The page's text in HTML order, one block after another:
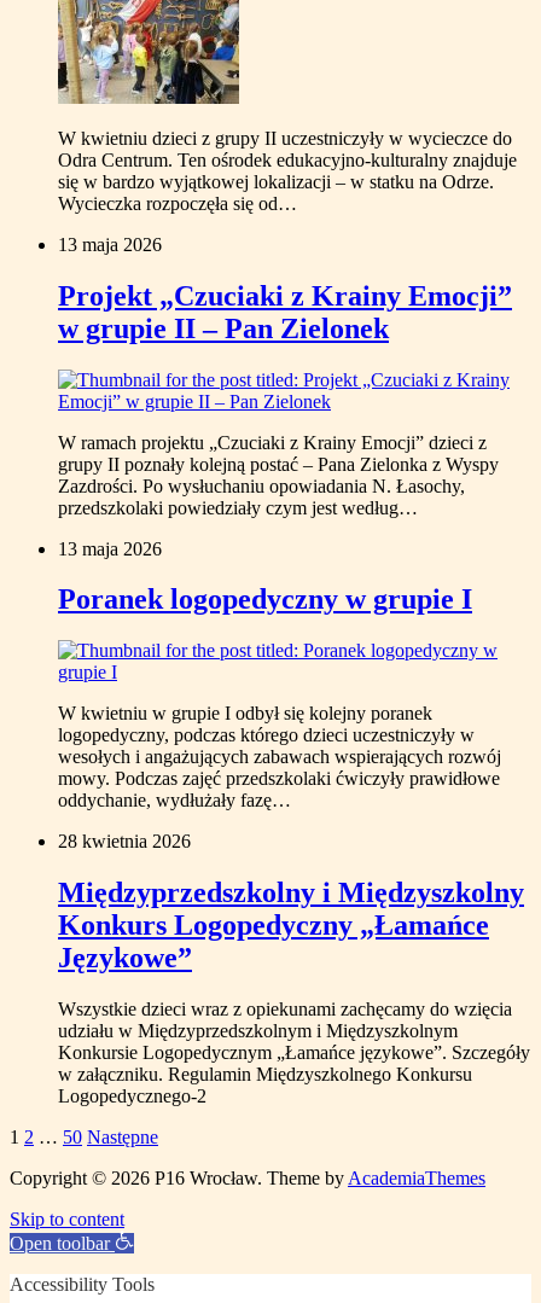
W kwietniu dzieci z grupy II uczestniczyły w wycieczce do
Odra Centrum. Ten ośrodek edukacyjno-kulturalny znajduje
się w bardzo wyjątkowej lokalizacji – w statku na Odrze.
Wycieczka rozpoczęła się od…
13 maja 2026
Projekt „Czuciaki z Krainy Emocji”
w grupie II – Pan Zielonek
W ramach projektu „Czuciaki z Krainy Emocji” dzieci z
grupy II poznały kolejną postać – Pana Zielonka z Wyspy
Zazdrości. Po wysłuchaniu opowiadania N. Łasochy,
przedszkolaki powiedziały czym jest według…
13 maja 2026
Poranek logopedyczny w grupie I
W kwietniu w grupie I odbył się kolejny poranek
logopedyczny, podczas którego dzieci uczestniczyły w
wesołych i angażujących zabawach wspierających rozwój
mowy. Podczas zajęć przedszkolaki ćwiczyły prawidłowe
oddychanie, wydłużały fazę…
28 kwietnia 2026
Międzyprzedszkolny i Międzyszkolny
Konkurs Logopedyczny „Łamańce
Językowe”
Wszystkie dzieci wraz z opiekunami zachęcamy do wzięcia
udziału w Międzyprzedszkolnym i Międzyszkolnym
Konkursie Logopedycznym „Łamańce językowe”. Szczegóły
w załączniku. Regulamin Międzyszkolnego Konkursu
Logopedycznego-2
Stronicowanie
wpisów
1 2 … 50 Następne
Copyright © 2026 P16 Wrocław. Theme by AcademiaThemes
Skip to content
Open toolbar
Accessibility Tools